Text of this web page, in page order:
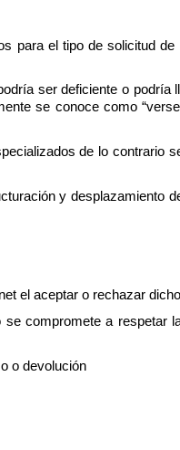
para el tipo de solicitud de
ser deficiente o podría
se conoce como “verse
de lo contrario
y desplazamiento
el aceptar o rechazar
compromete a respetar
o devolución